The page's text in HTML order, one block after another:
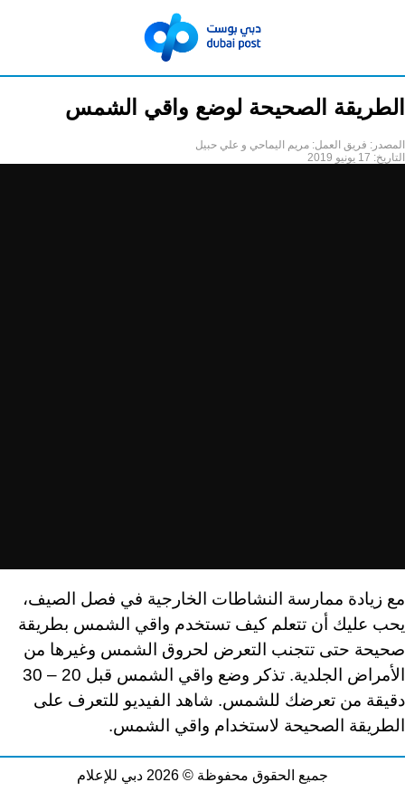
الطريقة الصحيحة لوضع واقي الشمس
المصدر: فريق العمل: مريم اليماحي و علي حبيل
التاريخ: 17 يونيو 2019
مع زيادة ممارسة النشاطات الخارجية في فصل الصيف،
يحب عليك أن تتعلم كيف تستخدم واقي الشمس بطريقة
صحيحة حتى تتجنب التعرض لحروق الشمس وغيرها من
الأمراض الجلدية. تذكر وضع واقي الشمس قبل 20 – 30
دقيقة من تعرضك للشمس. شاهد الفيديو للتعرف على
الطريقة الصحيحة لاستخدام واقي الشمس.
جميع الحقوق محفوظة © 2026 دبي للإعلام